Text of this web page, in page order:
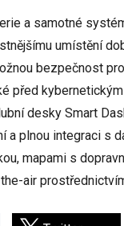
a samotné
umístění
bezpečnost
před
desky Smart
a plnou integraci s
mapami s
air